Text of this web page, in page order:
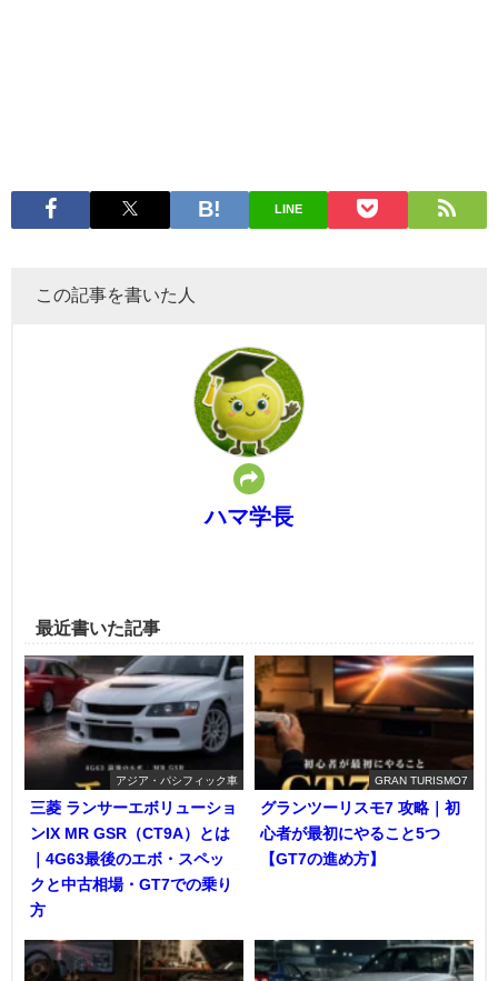
LINE
この記事を書いた人
ハマ学長
最近書いた記事
アジア・パシフィック車
三菱 ランサーエボリューショ
ンIX MR GSR（CT9A）とは
｜4G63最後のエボ・スペッ
クと中古相場・GT7での乗り
方
GRAN TURISMO7
グランツーリスモ7 攻略｜初
心者が最初にやること5つ
【GT7の進め方】